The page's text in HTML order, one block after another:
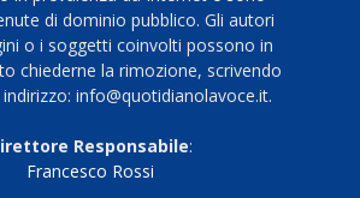
di dominio pubblico. Gli autori
o i soggetti coinvolti possono in
chiederne la rimozione, scrivendo
info@quotidianolavoce.it.
Responsabile:
Francesco Rossi